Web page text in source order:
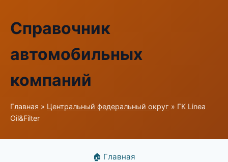
Справочник
автомобильных
компаний
Главная » Центральный федеральный округ » ГК Linea
Oil&Filter
🏠 Главная